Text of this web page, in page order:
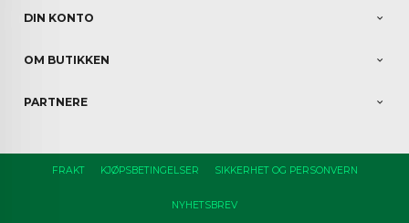
DIN KONTO
OM BUTIKKEN
PARTNERE
FRAKT KJØPSBETINGELSER SIKKERHET OG PERSONVERN
NYHETSBREV